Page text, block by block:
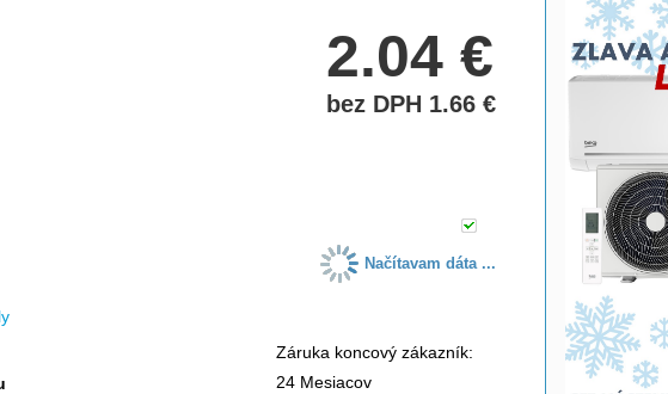
2.04€
bez DPH 1.66€
Načítavam dáta ...
Záruka koncový zákazník:
24 Mesiacov